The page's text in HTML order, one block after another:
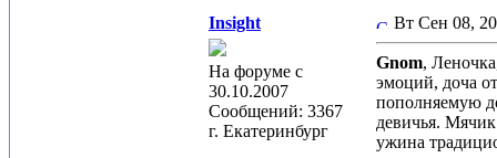
Insight
На форуме с
30.10.2007
Сообщений: 3367
г. Екатеринбург
Вт Сен 08,
Gnom,
эмоций, доча
пополняемую
девичья.
ужина